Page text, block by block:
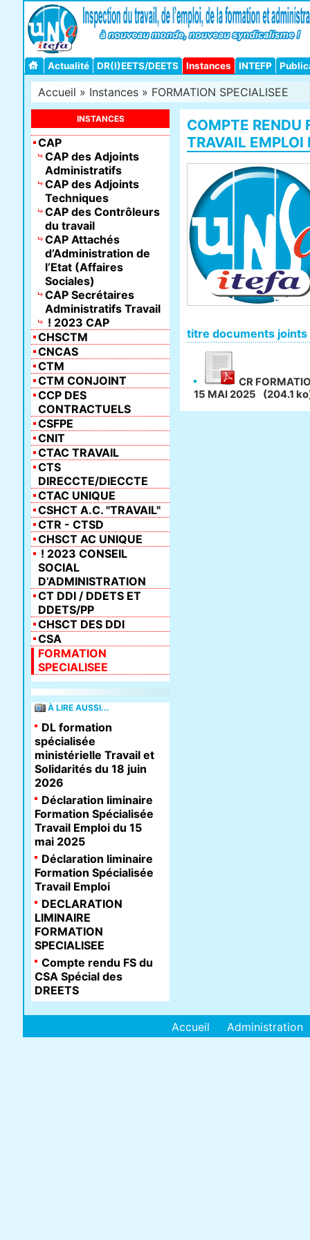
Actualité DR(I)EETS/DEETS Instances INTEFP
Accueil » Instances » FORMATION SPECIALISEE
COMPTE RENDU
TRAVAIL
titre documents joints
CR
15 MAI 2025
(204.1
INSTANCES
CAP
CAP des Adjoints
Administratifs
CAP des Adjoints
Techniques
CAP des Contrôleurs
du travail
CAP Attachés
d’Administration de
l’Etat (Affaires
Sociales)
CAP Secrétaires
Administratifs Travail
! 2023 CAP
CHSCTM
CNCAS
CTM
CTM CONJOINT
CCP DES
CONTRACTUELS
CSFPE
CNIT
CTAC TRAVAIL
CTS
DIRECCTE/DIECCTE
CTAC UNIQUE
CSHCT A.C. "TRAVAIL"
CTR - CTSD
CHSCT AC UNIQUE
! 2023 CONSEIL
SOCIAL
D’ADMINISTRATION
CT DDI / DDETS ET
DDETS/PP
CHSCT DES DDI
CSA
FORMATION
SPECIALISEE
À LIRE AUSSI...
DL formation
spécialisée
ministérielle Travail et
Solidarités du 18 juin
2026
Déclaration liminaire
Formation Spécialisée
Travail Emploi du 15
mai 2025
Déclaration liminaire
Formation Spécialisée
Travail Emploi
DECLARATION
LIMINAIRE
FORMATION
SPECIALISEE
Compte rendu FS du
CSA Spécial des
DREETS
Accueil Administration